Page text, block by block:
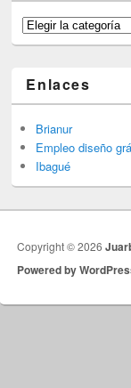
Categorías
Enlaces
Brianur
Empleo diseño
Ibagué
Copyright © 2026
Powered by